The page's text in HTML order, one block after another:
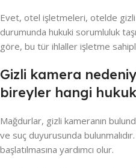
Evet, otel işletmeleri, otelde
durumunda hukuki sorumluluk
göre, bu tür ihlaller işletme
Gizli kamera
bireyler hangi
Mağdurlar, gizli kameranın
ve suç duyurusunda
başlatılmasına yardımcı olur.